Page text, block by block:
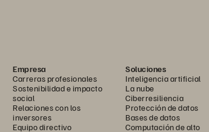
Empresa
Carreras profesionales
Sostenibilidad e impacto
social
Relaciones con los
inversores
Equipo directivo
Soluciones
Inteligencia artificial
La nube
Ciberresiliencia
Protección de datos
Bases de datos
Computación de alto